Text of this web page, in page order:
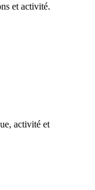
et activité.
activité et